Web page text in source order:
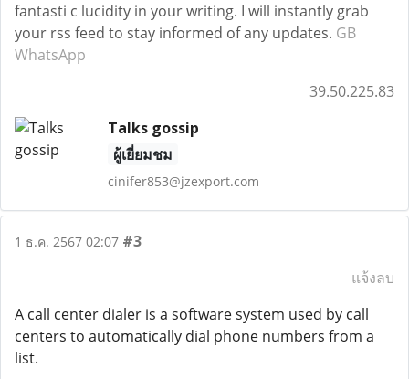
fantasti c lucidity in your writing. I will instantly grab
your rss feed to stay informed of any updates. GB
WhatsApp
39.50.225.83
Talks gossip
ผู้เยี่ยมชม
cinifer853@jzexport.com
1 ธ.ค. 2567 02:07 #3
แจ้งลบ
A call center dialer is a software system used by call
centers to automatically dial phone numbers from a
list.